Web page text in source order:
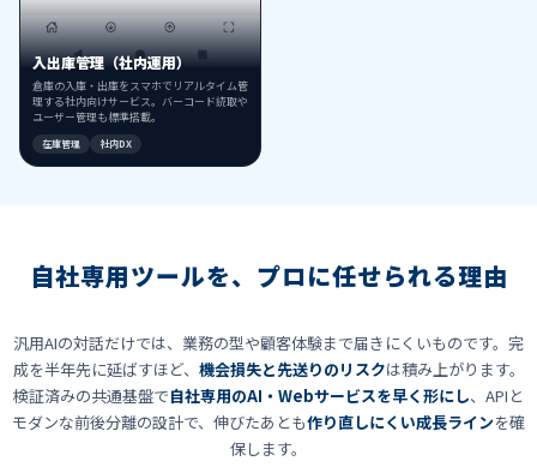
入出庫管理（社内運用）
倉庫の入庫・出庫をスマホでリアルタイム管
理する社内向けサービス。バーコード読取や
ユーザー管理も標準搭載。
在庫管理 社内DX
自社専用ツールを、プロに任せられる理由
汎用AIの対話だけでは、業務の型や顧客体験まで届きにくいものです。完
成を半年先に延ばすほど、 機会損失と先送りのリスクは積み上がります。
検証済みの共通基盤で自社専用のAI・Webサービスを早く形にし、APIと
モダンな前後分離の設計で、伸びたあとも作り直しにくい成長ラインを確
保します。